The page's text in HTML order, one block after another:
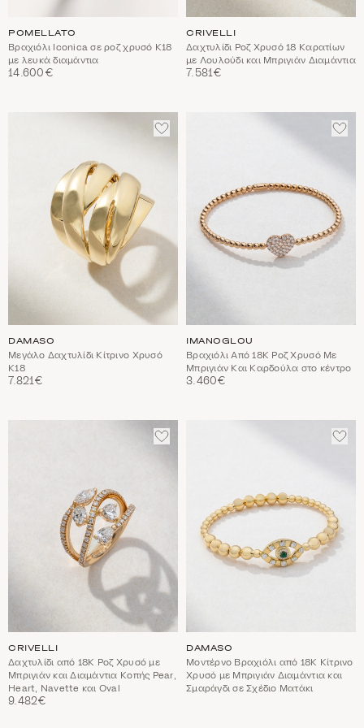
POMELLATO
Βραχιόλι Iconica σε ροζ χρυσό Κ18
με λευκά διαμάντια
14.600€
CRIVELLI
Δαχτυλίδι Ροζ Χρυσό 18 Καρατίων
με Λουλούδι και Μπριγιάν Διαμάντια
7.581€
ΠΡΟΣΘΈΣΤΕ
ΣΤΑ
DAMASO
Μεγάλο Δαχτυλίδι Κίτρινο Χρυσό
Κ18
7.821€
ΣΤΑ
IMANOGLOU
Βραχιόλι Από 18Κ Ροζ Χρυσό Με
Μπριγιάν Και Καρδούλα στο κέντρο
3.460€
ΠΡΟΣΘΈΣΤΕ
ΣΤΑ
CRIVELLI
Δαχτυλίδι από 18Κ Ροζ Χρυσό με
Μπριγιάν και Διαμάντια Κοπής Pear,
Heart, Navette και Oval
9.482€
ΣΤΑ
DAMASO
Μοντέρνο Βραχιόλι από 18Κ Κίτρινο
Χρυσό με Μπριγιάν Διαμάντια και
Σμαράγδι σε Σχέδιο Ματάκι